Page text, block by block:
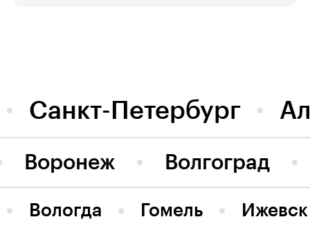
Санкт-Петербург
Волгоград
Воронеж
Вологда Гомель Ижевск